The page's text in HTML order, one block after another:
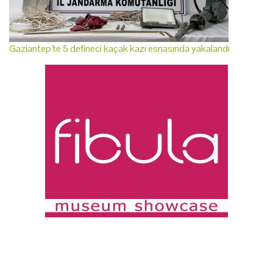
Gaziantep'te 5 defineci kaçak kazı esnasında yakalandı